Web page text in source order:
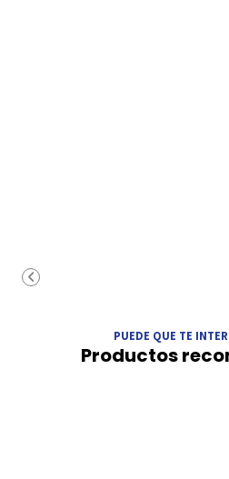
PUEDE QUE TE
Productos